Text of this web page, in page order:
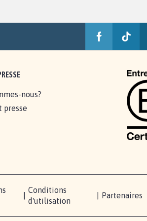
nous?
presse
Conditions
d'utilisation
Partenaires